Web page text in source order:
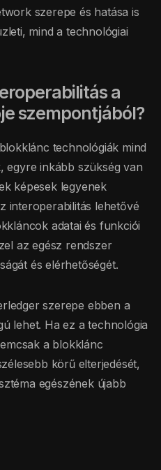
szerepe és hatása is
mind a technológiai
a
szempontjából?
technológiák mind
egyre inkább szükség van
képesek legyenek
interoperabilitás lehetővé
adatai és funkciói
az egész rendszer
és elérhetőségét.
szerepe ebben a
lehet. Ha ez a technológia
a blokklánc
körű elterjedését,
egészének újabb